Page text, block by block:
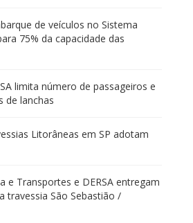
de veículos no Sistema
75% da capacidade das
limita número de passageiros e
de lanchas
Litorâneas em SP adotam
e Transportes e DERSA entregam
travessia São Sebastião /